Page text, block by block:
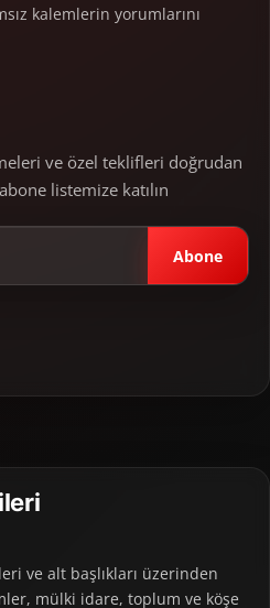
kalemlerin yorumlarını
ve özel teklifleri doğrudan
listemize katılın
Abone
ve alt başlıkları üzerinden
mülki idare, toplum ve köşe